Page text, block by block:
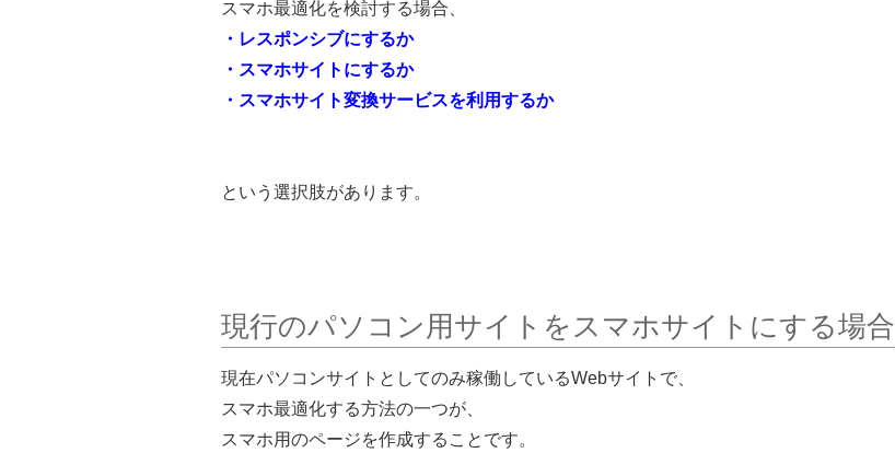
スマホ最適化を検討する場合、
・レスポンシブにするか
・スマホサイトにするか
・スマホサイト変換サービスを利用するか
という選択肢があります。
現行のパソコン用サイトをスマホサイトにする場合
現在パソコンサイトとしてのみ稼働しているWebサイトで、
スマホ最適化する方法の一つが、
スマホ用のページを作成することです。